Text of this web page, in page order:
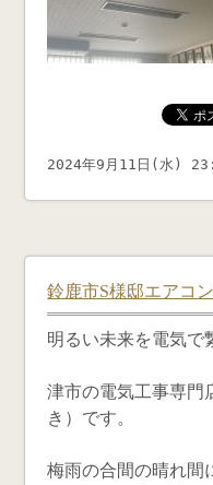
2024年9月11日(水)
鈴鹿市S様邸エアコ
明るい未来を電気で
津市の電気工事専門
き）です。
梅雨の合間の晴れ間